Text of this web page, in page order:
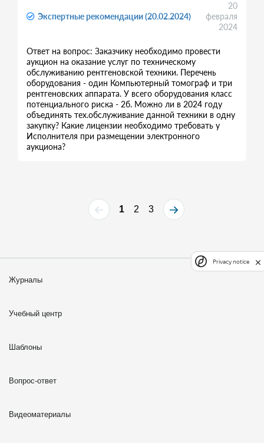
Экспертные рекомендации (20.02.2024)
20
февраля
2024
Ответ на вопрос: Заказчику необходимо провести
аукцион на оказание услуг по техническому
обслуживанию рентгеновской техники. Перечень
оборудования - один Компьютерный томограф и три
рентгеновских аппарата. У всего оборудования класс
потенциального риска - 2б. Можно ли в 2024 году
объединять тех.обслуживание данной техники в одну
закупку? Какие лицензии необходимо требовать у
Исполнителя при размещении электронного
аукциона?
1 2 3
Журналы
Учебный центр
Шаблоны
Вопрос-ответ
Видеоматериалы
Privacy notice